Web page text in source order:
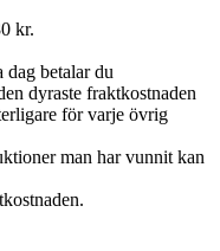
kr.
dag betalar du
dyraste fraktkostnaden
för varje övrig
man har vunnit kan